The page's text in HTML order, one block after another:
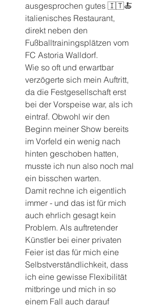
ausgesprochen gutes 🇮🇹🍝
italienisches Restaurant,
direkt neben den
Fußballtrainingsplätzen vom
FC Astoria Walldorf.
Wie so oft und erwartbar
verzögerte sich mein Auftritt,
da die Festgesellschaft erst
bei der Vorspeise war, als ich
eintraf. Obwohl wir den
Beginn meiner Show bereits
im Vorfeld ein wenig nach
hinten geschoben hatten,
musste ich nun also noch mal
ein bisschen warten.
Damit rechne ich eigentlich
immer - und das ist für mich
auch ehrlich gesagt kein
Problem. Als auftretender
Künstler bei einer privaten
Feier ist das für mich eine
Selbstverständlichkeit, dass
ich eine gewisse Flexibilität
mitbringe und mich in so
einem Fall auch darauf